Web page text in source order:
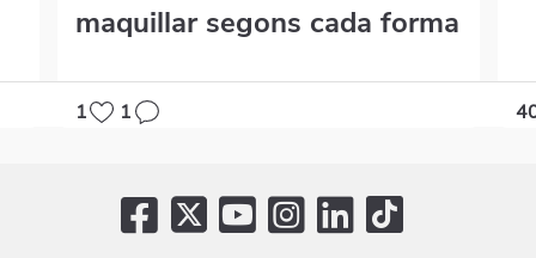
maquillar segons cada forma
1 1